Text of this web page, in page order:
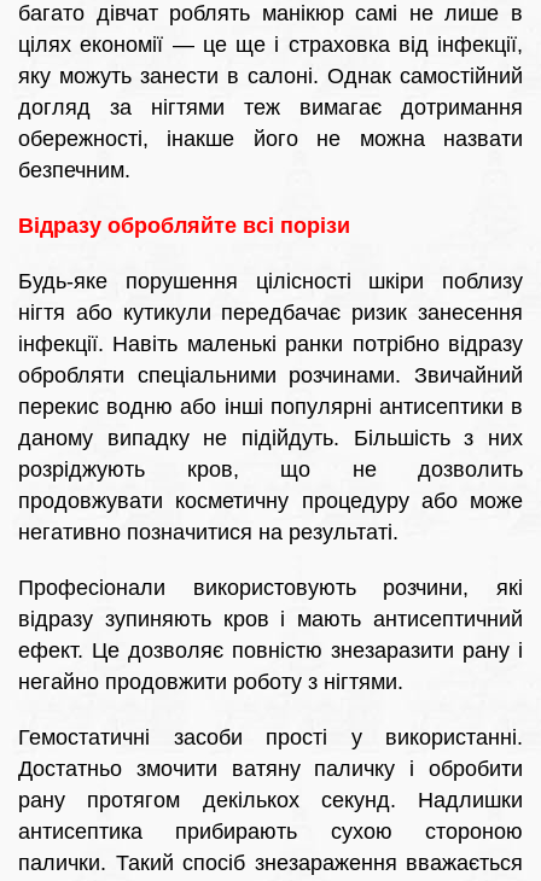
багато дівчат роблять манікюр самі не лише в
цілях економії ― це ще і страховка від інфекції,
яку можуть занести в салоні. Однак самостійний
догляд за нігтями теж вимагає дотримання
обережності, інакше його не можна назвати
безпечним.
Відразу обробляйте всі порізи
Будь-яке порушення цілісності шкіри поблизу
нігтя або кутикули передбачає ризик занесення
інфекції. Навіть маленькі ранки потрібно відразу
обробляти спеціальними розчинами. Звичайний
перекис водню або інші популярні антисептики в
даному випадку не підійдуть. Більшість з них
розріджують кров, що не дозволить
продовжувати косметичну процедуру або може
негативно позначитися на результаті.
Професіонали використовують розчини, які
відразу зупиняють кров і мають антисептичний
ефект. Це дозволяє повністю знезаразити рану і
негайно продовжити роботу з нігтями.
Гемостатичні засоби прості у використанні.
Достатньо змочити ватяну паличку і обробити
рану протягом декількох секунд. Надлишки
антисептика прибирають сухою стороною
палички. Такий спосіб знезараження вважається